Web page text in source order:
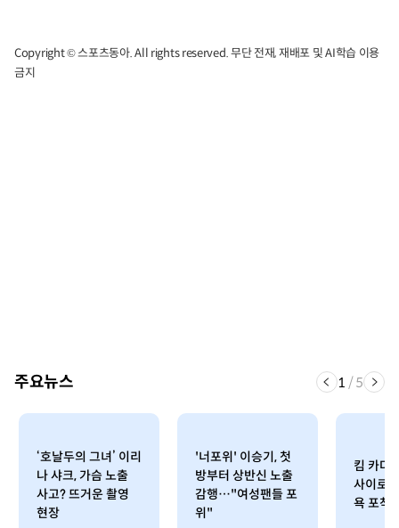
Copyright © 스포츠동아. All rights reserved. 무단 전재, 재배포 및 AI학습 이용
금지
주요뉴스 1 /5
‘호날두의 그녀’ 이리
나 샤크, 가슴 노출
사고? 뜨거운 촬영
현장
'너포위' 이승기, 첫
방부터 상반신 노출
감행…"여성팬들 포
위"
킴 카다
사이로
욕 포착